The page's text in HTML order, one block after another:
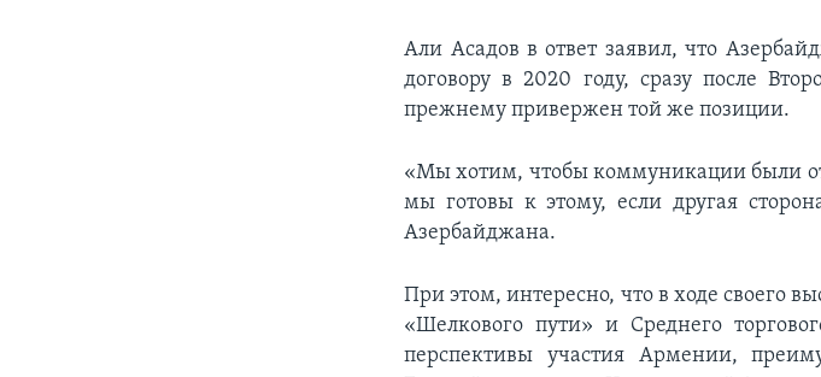
Али Асадов в ответ заявил, что
договору в 2020 году, сразу после
прежнему привержен той же позиции.
«Мы хотим, чтобы коммуникации были
мы готовы к этому, если другая
Азербайджана.
При этом, интересно, что в ходе своего
«Шелкового пути» и Среднего
перспективы участия Армении,